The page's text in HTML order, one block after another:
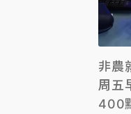
非農
周五
400